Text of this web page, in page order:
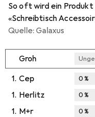
So oft wird ein
«Schreibtisch
Quelle: Galaxus
Groh
1. Cep 0%
1. Herlitz 0%
1. M+r 0%